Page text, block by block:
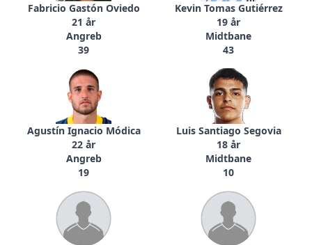
Fabricio Gastón Oviedo
21 år
Angreb
39
Kevin Tomas Gutiérrez
19 år
Midtbane
43
Agustín Ignacio Módica
22 år
Angreb
19
Luis Santiago Segovia
18 år
Midtbane
10